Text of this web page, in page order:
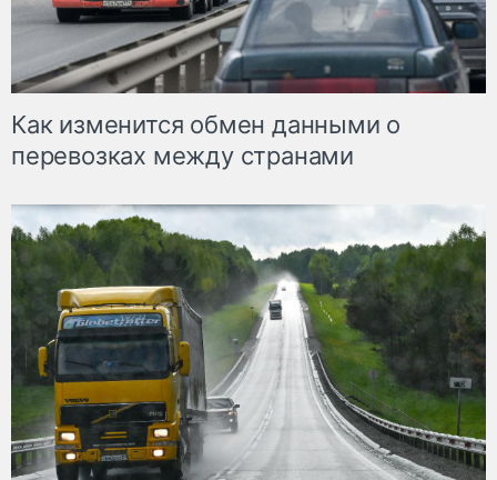
Как изменится обмен данными о
перевозках между странами